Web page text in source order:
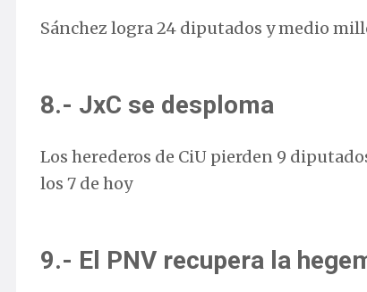
Sánchez logra 24 diputados y medio
8.- JxC se desploma
Los herederos de CiU pierden 9
los 7 de hoy
9.- El PNV recupera la